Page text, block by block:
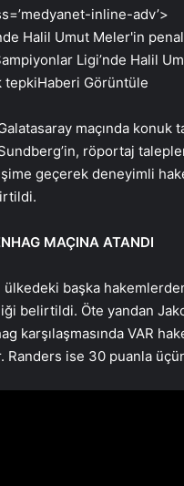
inline-adv’>
Ligi’nde Halil
tepkiHaberi Görüntüle
maçında konuk
röportaj
geçerek deneyimli
MAÇINA ATANDI
ülkedeki başka
belirtildi. Öte yandan
karşılaşmasında VAR
ise 30 puanla